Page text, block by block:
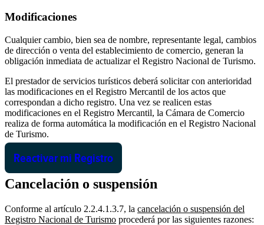
Modificaciones
Cualquier cambio, bien sea de nombre, representante legal, cambios
de dirección o venta del establecimiento de comercio, generan la
obligación inmediata de actualizar el Registro Nacional de Turismo.
El prestador de servicios turísticos deberá solicitar con anterioridad
las modificaciones en el Registro Mercantil de los actos que
correspondan a dicho registro. Una vez se realicen estas
modificaciones en el Registro Mercantil, la Cámara de Comercio
realiza de forma automática la modificación en el Registro Nacional
de Turismo.
Reactivar mi Registro
Cancelación o suspensión
Conforme al artículo 2.2.4.1.3.7, la cancelación o suspensión del
Registro Nacional de Turismo procederá por las siguientes razones: